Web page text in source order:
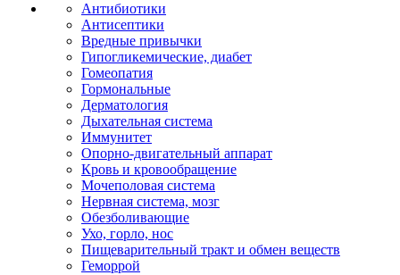
Антибиотики
Антисептики
Вредные привычки
Гипогликемические, диабет
Гомеопатия
Гормональные
Дерматология
Дыхательная система
Иммунитет
Опорно-двигательный аппарат
Кровь и кровообращение
Мочеполовая система
Нервная система, мозг
Обезболивающие
Ухо, горло, нос
Пищеварительный тракт и обмен веществ
Геморрой